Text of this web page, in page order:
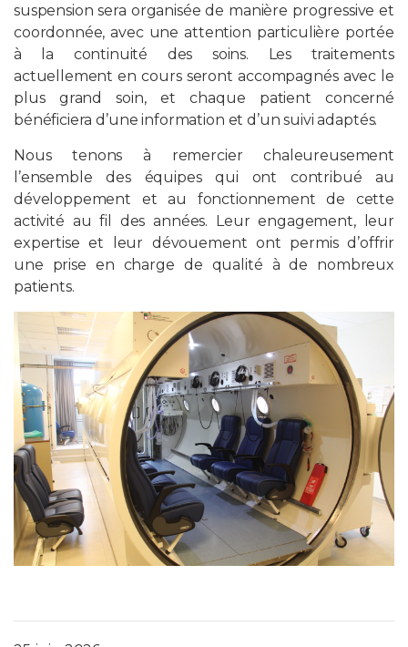
suspension sera organisée de manière progressive et
coordonnée, avec une attention particulière portée
à la continuité des soins. Les traitements
actuellement en cours seront accompagnés avec le
plus grand soin, et chaque patient concerné
bénéficiera d’une information et d’un suivi adaptés.
Nous tenons à remercier chaleureusement
l’ensemble des équipes qui ont contribué au
développement et au fonctionnement de cette
activité au fil des années. Leur engagement, leur
expertise et leur dévouement ont permis d’offrir
une prise en charge de qualité à de nombreux
patients.